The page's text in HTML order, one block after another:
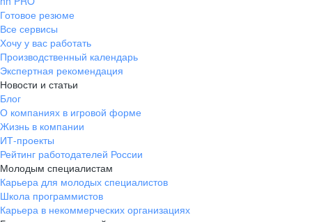
Готовое резюме
Все сервисы
Хочу у вас работать
Производственный календарь
Экспертная рекомендация
Новости и статьи
Блог
О компаниях в игровой форме
Жизнь в компании
ИТ-проекты
Рейтинг работодателей России
Молодым специалистам
Карьера для молодых специалистов
Школа программистов
Карьера в некоммерческих организациях